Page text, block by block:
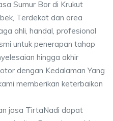
Sumur Bor di Krukut
Terdekat dan area
ahli, handal, profesional
untuk penerapan tahap
hingga akhir
dengan Kedalaman Yang
memberikan keterbaikan
jasa TirtaNadi dapat